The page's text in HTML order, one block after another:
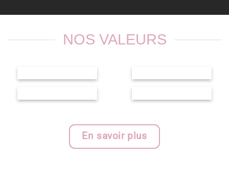
NOS VALEURS
En savoir plus